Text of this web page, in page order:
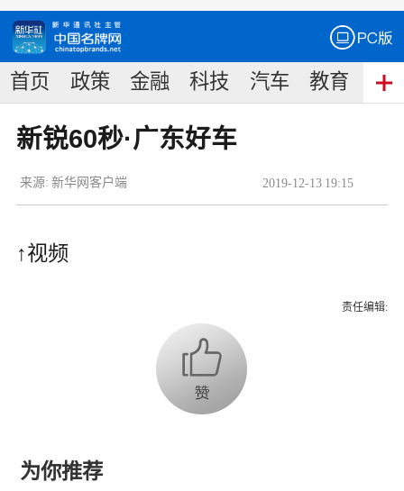
首页 政策 金融 科技 汽车 教育 食
新锐60秒·广东好车
2019-12-13 19:15
来源: 新华网客户端
↑视频
责任编辑:
为你推荐